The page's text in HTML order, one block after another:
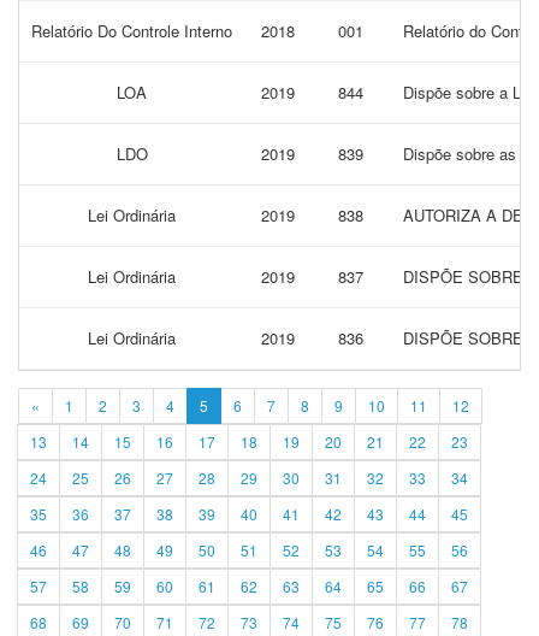
Relatório Do Controle Interno 2018 001 Relatório do
LOA 2019 844 Dispõe sobre a
LDO 2019 839 Dispõe sobre as
Lei Ordinária 2019 838 AUTORIZA A
Lei Ordinária 2019 837 DISPÕE SOBRE
Lei Ordinária 2019 836 DISPÕE SOBRE
« 1 2 3 4 5 6 7 8 9 10 11
12
13
14 15 16 17 18 19 20 21 22
23
24
25 26 27 28 29 30 31 32 33
34
35
36 37 38 39 40 41 42 43 44
45
46
47 48 49 50 51 52 53 54 55
56
57
58 59 60 61 62 63 64 65 66
67
68
69 70 71 72 73 74 75 76 77 78